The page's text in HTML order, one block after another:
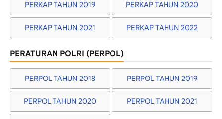
PERKAP TAHUN 2019 PERKAP TAHUN 2020
PERKAP TAHUN 2021 PERKAP TAHUN 2022
PERATURAN POLRI (PERPOL)
PERPOL TAHUN 2018 PERPOL TAHUN 2019
PERPOL TAHUN 2020 PERPOL TAHUN 2021